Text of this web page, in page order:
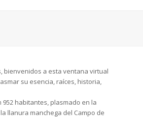
bienvenidos a esta ventana virtual
su esencia, raíces, historia,
952 habitantes, plasmado en la
llanura manchega del Campo de